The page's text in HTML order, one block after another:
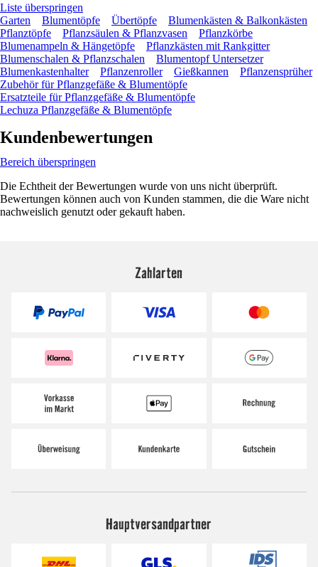
Liste überspringen
Garten
Blumentöpfe Übertöpfe
Blumenkästen & Balkonkästen
Pflanztöpfe
Pflanzsäulen & Pflanzvasen
Pflanzkörbe
Blumenampeln & Hängetöpfe
Pflanzkästen mit Rankgitter
Blumenschalen & Pflanzschalen
Blumentopf Untersetzer
Blumenkastenhalter
Pflanzenroller Gießkannen
Pflanzensprüher
Zubehör für Pflanzgefäße & Blumentöpfe
Ersatzteile für Pflanzgefäße & Blumentöpfe
Lechuza Pflanzgefäße & Blumentöpfe
Kundenbewertungen
Bereich überspringen
Die Echtheit der Bewertungen wurde von uns nicht überprüft.
Bewertungen können auch von Kunden stammen, die die Ware nicht
nachweislich genutzt oder gekauft haben.
Zahlarten
Hauptversandpartner